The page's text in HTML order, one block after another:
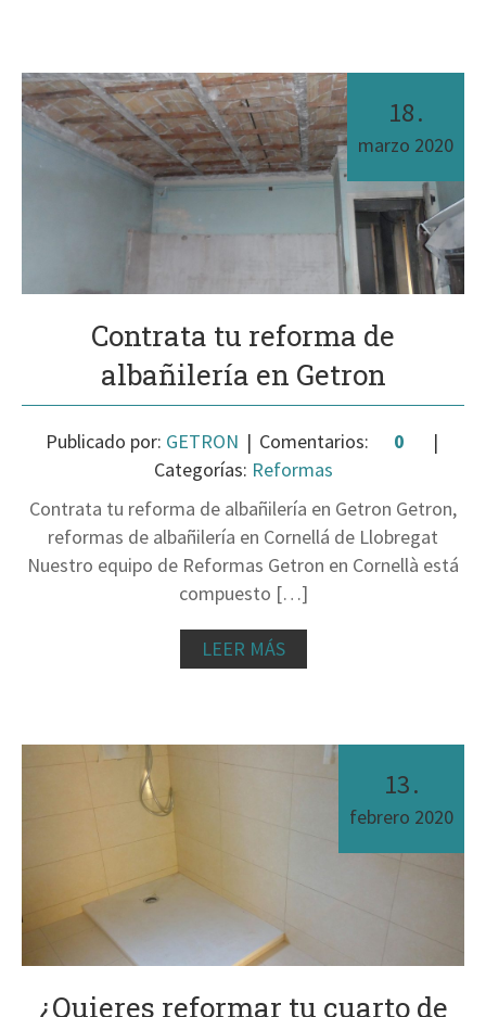
Contrata tu reforma de
albañilería en Getron
18.
marzo 2020
Publicado por: GETRON Comentarios:
0
Categorías: Reformas
Contrata tu reforma de albañilería en Getron Getron,
reformas de albañilería en Cornellá de Llobregat
Nuestro equipo de Reformas Getron en Cornellà está
compuesto […]
LEER MÁS
¿Quieres reformar tu cuarto de
13.
febrero 2020